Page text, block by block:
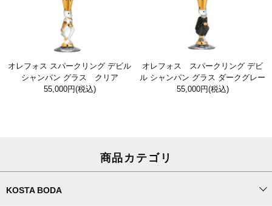
オレフォス スパークリング デビル
シャンパン グラス クリア
55,000円(税込)
オレフォス スパークリング デビ
ル シャンパン グラス ダークグレー
55,000円(税込)
商品カテゴリ
KOSTA BODA